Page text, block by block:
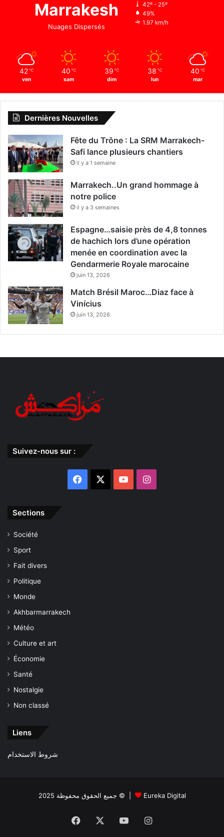
Marrakesh
Nuages Dispersés
42º - 25º
49%
1.97 km/h
42 ℃
ven
40 ℃
sam
39 ℃
dim
38 ℃
lun
40 ℃
mar
Dernières Nouvelles
Fête du Trône : La SRM Marrakech-
Safi lance plusieurs chantiers
il y a 1 semaine
Marrakech..Un grand hommage à
notre police
il y a 3 semaines
Espagne…saisie près de 4,8 tonnes
de hachich lors d’une opération
menée en coordination avec la
Gendarmerie Royale marocaine
juin 13, 2026
Match Brésil Maroc…Diaz face à
Vinícius
juin 13, 2026
Suivez-nous sur :
Facebook YouTubeInstagram
Sections
Société
Sport
Fait divers
Politique
Monde
Akhbarmarrakech
Météo
Culture et art
Économie
Santé
Nostalgie
Non classé
Liens
شروط الاستخدام
جميع الحقوق محفوظة 2025 © | Eureka Digital
Facebook YouTubeInstagram